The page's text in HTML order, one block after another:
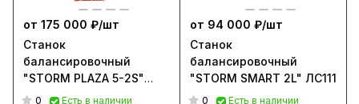
от 175 000 ₽/шт
Станок
балансировочный
"STORM PLAZA 5-2S"
ЛС131
0
Есть в наличии
от 94 000 ₽/шт
Станок
балансировочный
"STORM SMART 2L" ЛС111
0
Есть в наличии